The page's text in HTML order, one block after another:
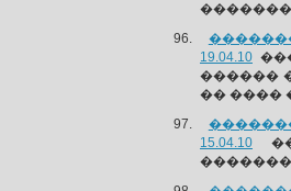
19.04.10
������
�� ����
15.04.10
�������